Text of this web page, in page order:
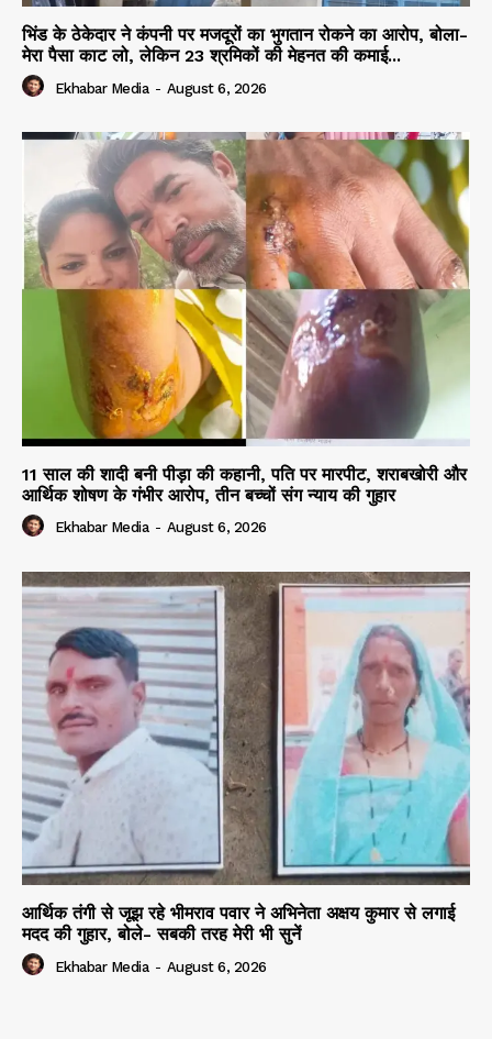
भिंड के ठेकेदार ने कंपनी पर मजदूरों का भुगतान रोकने का आरोप, बोला-
मेरा पैसा काट लो, लेकिन 23 श्रमिकों की मेहनत की कमाई...
Ekhabar Media - August 6, 2026
11 साल की शादी बनी पीड़ा की कहानी, पति पर मारपीट, शराबखोरी और
आर्थिक शोषण के गंभीर आरोप, तीन बच्चों संग न्याय की गुहार
Ekhabar Media - August 6, 2026
आर्थिक तंगी से जूझ रहे भीमराव पवार ने अभिनेता अक्षय कुमार से लगाई
मदद की गुहार, बोले- सबकी तरह मेरी भी सुनें
Ekhabar Media - August 6, 2026